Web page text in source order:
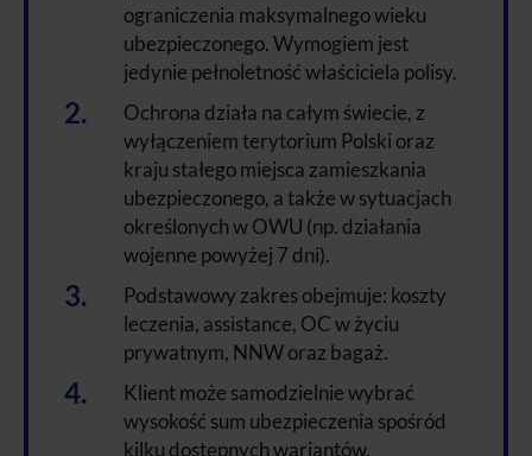
ograniczenia maksymalnego wieku
ubezpieczonego. Wymogiem jest
jedynie pełnoletność właściciela polisy.
Ochrona działa na całym świecie, z
wyłączeniem terytorium Polski oraz
kraju stałego miejsca zamieszkania
ubezpieczonego, a także w sytuacjach
określonych w OWU (np. działania
wojenne powyżej 7 dni).
Podstawowy zakres obejmuje: koszty
leczenia, assistance, OC w życiu
prywatnym, NNW oraz bagaż.
Klient może samodzielnie wybrać
wysokość sum ubezpieczenia spośród
kilku dostępnych wariantów.